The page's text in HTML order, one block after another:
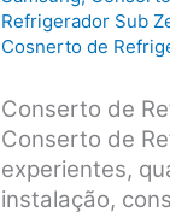
Refrigerador Sub
Cosnerto de
Conserto de
Conserto de
experientes,
instalação,